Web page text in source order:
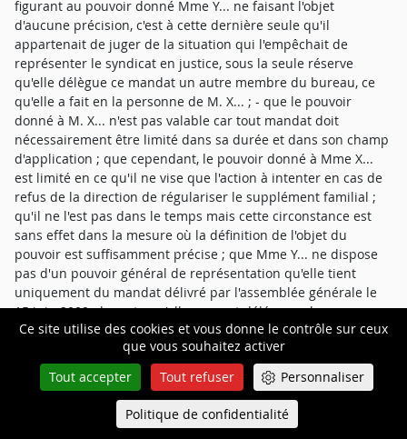
Ce site utilise des cookies et vous donne le contrôle sur ceux
que vous souhaitez activer
Tout accepter
Tout refuser Personnaliser
Politique de confidentialité
figurant au pouvoir donné Mme Y... ne faisant l'objet
d'aucune précision, c'est à cette dernière seule qu'il
appartenait de juger de la situation qui l'empêchait de
représenter le syndicat en justice, sous la seule réserve
qu'elle délègue ce mandat un autre membre du bureau, ce
qu'elle a fait en la personne de M. X... ; - que le pouvoir
donné à M. X... n'est pas valable car tout mandat doit
nécessairement être limité dans sa durée et dans son champ
d'application ; que cependant, le pouvoir donné à Mme X...
est limité en ce qu'il ne vise que l'action à intenter en cas de
refus de la direction de régulariser le supplément familial ;
qu'il ne l'est pas dans le temps mais cette circonstance est
sans effet dans la mesure où la définition de l'objet du
pouvoir est suffisamment précise ; que Mme Y... ne dispose
pas d'un pouvoir général de représentation qu'elle tient
uniquement du mandat délivré par l'assemblée générale le
15 juin 2009, de sorte qu'elle ne peut déléguer plus que ce
qu'elle a reçu ; que dès lors, même si le pouvoir qu'elle a elle-
même donné n'est pas explicitement limité, il l'est
nécessairement ; - que le mandat portait exclusivement sur
la question de la réduction du supplément familial en cas de
divorce, lorsque les enfants sont alternativement chez
chacun des deux parents, de sorte qu'au moins l'action
Queue-Fair